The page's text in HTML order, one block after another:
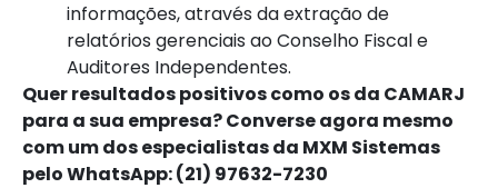
informações, através da extração de
relatórios gerenciais ao Conselho Fiscal e
Auditores Independentes.
Quer resultados positivos como os da CAMARJ
para a sua empresa? Converse agora mesmo
com um dos especialistas da MXM Sistemas
pelo WhatsApp: (21) 97632-7230